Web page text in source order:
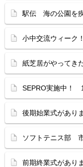
駅伝 海の公園を
小中交流ウィー
紙芝居がやってき
SEPRO実施中！
後期始業式があ
ソフトテニス部
前期終業式があ